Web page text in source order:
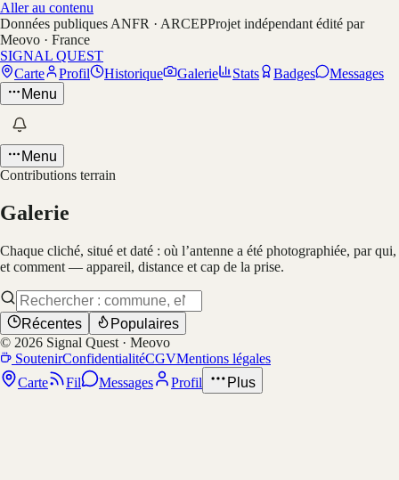
Aller au contenu
Données publiques ANFR · ARCEPProjet indépendant édité par
Meovo · France
SIGNAL QUEST
Carte
Profil Historique Galerie Stats Badges
Messages
Menu
Menu
Contributions terrain
Galerie
Chaque cliché, situé et daté : où l’antenne a été photographiée, par qui,
et comment — appareil, distance et cap de la prise.
Récentes
Populaires
© 2026 Signal Quest · Meovo
SoutenirConfidentialitéCGVMentions légales
Carte
Fil Messages Profil Plus